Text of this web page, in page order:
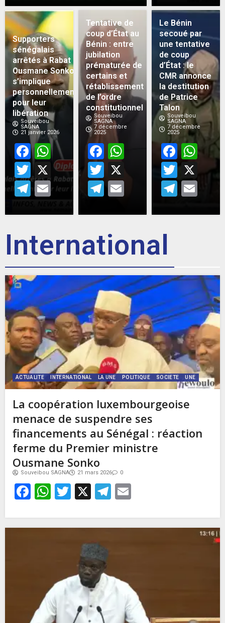
Supporters
sénégalais
arrêtés à Rabat :
Ousmane Sonko
s’implique
personnellement
pour leur
libération
Souveibou
SAGNA
21 janvier 2026
Facebook
WhatsApp
Twitter
X
Telegram
Email
Tentative de
coup d’État au
Bénin : entre
jubilation
prématurée de
certains et
rétablissement
de l’ordre
constitutionnel
Souveibou
SAGNA
7 décembre
2025
Facebook
WhatsApp
Twitter
Telegram
Email
Le Bénin
secoué par
une tentative
de coup
d’État : le
CMR annonce
la destitution
de Patrice
Talon
Souveibou
SAGNA
7 décembre
2025
X
International
ACTUALITE INTERNATIONAL LA UNE POLITIQUE SOCIETE UNE
La coopération luxembourgeoise
menace de suspendre ses
financements au Sénégal : réaction
ferme du Premier ministre
Ousmane Sonko
Souveibou SAGNA 21 mars 2026 0
Facebook
WhatsApp
Twitter
X Telegram